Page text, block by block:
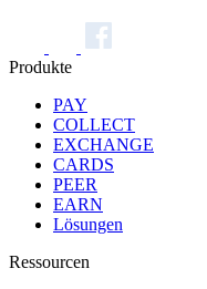
Produkte
PAY
COLLECT
EXCHANGE
CARDS
PEER
EARN
Lösungen
Ressourcen